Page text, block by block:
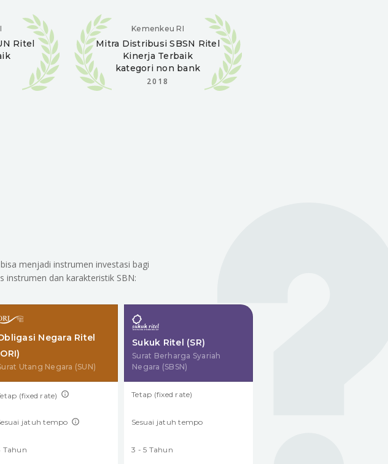
Ritel
Kemenkeu RI
Mitra DistribusiSBSN Ritel
Kinerja Terbaik
kategori non bank
2018
menjadi instrumen investasi bagi
instrumen dan karakteristik SBN:
Negara Ritel
Utang Negara (SUN)
(fixed rate)
jatuh tempo
Tahun
Sukuk Ritel (SR)
Surat Berharga Syariah
Negara (SBSN)
Tetap (fixed rate)
Sesuai jatuh tempo
3 - 5 Tahun